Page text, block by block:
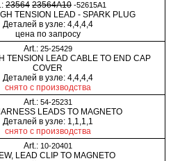
23564 23564A10 -52615A1
TENSION LEAD - SPARK PLUG
Деталей в узле: 4,4,4,4
цена по запросу
Art.: 25-25429
TENSION LEAD CABLE TO END CAP
COVER
Деталей в узле: 4,4,4,4
снято с производства
Art.: 54-25231
LEADS TO MAGNETO
Деталей в узле: 1,1,1,1
снято с производства
Art.: 10-20401
LEAD CLIP TO MAGNETO